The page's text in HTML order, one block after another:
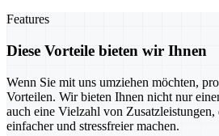
Features
Diese Vorteile bieten wir Ihnen
Wenn Sie mit uns umziehen möchten,
Vorteilen. Wir bieten Ihnen nicht nur
auch eine Vielzahl von
einfacher und stressfreier machen.